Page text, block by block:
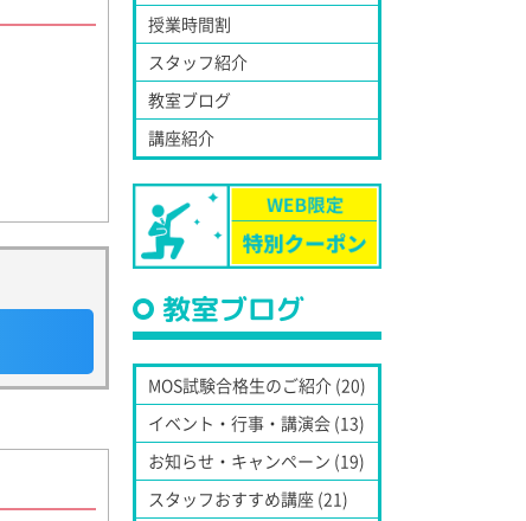
授業時間割
スタッフ紹介
教室ブログ
講座紹介
教室ブログ
MOS試験合格生のご紹介 (20)
イベント・行事・講演会 (13)
お知らせ・キャンペーン (19)
スタッフおすすめ講座 (21)